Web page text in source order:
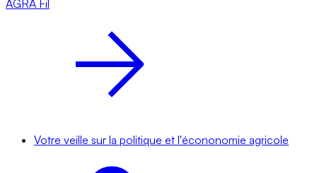
AGRA Fil
Votre veille sur la politique et l'écononomie agricole